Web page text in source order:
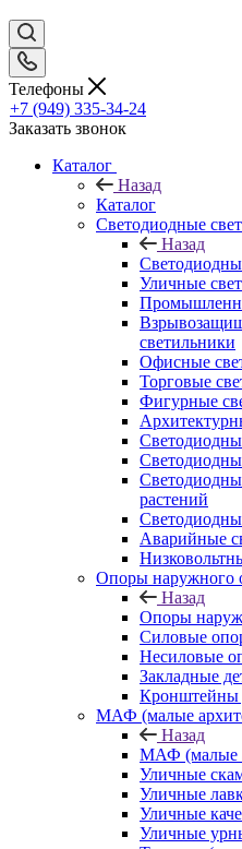
Телефоны
+7 (949) 335-34-24
Заказать звонок
Каталог
Назад
Каталог
Светодиодные
Назад
Уличные
светильники
Офисные
Торговые
Фигурные
растений
Аварийные
Опоры наружного
Назад
Опоры
Силовые
Несиловые
Закладные
Кронштейны
МАФ (малые
Назад
МАФ (малые
Уличные
Уличные
Уличные
Уличные